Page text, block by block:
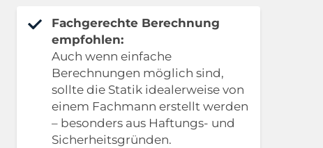
Fachgerechte Berechnung
empfohlen:
Auch wenn einfache
Berechnungen möglich sind,
sollte die Statik idealerweise von
einem Fachmann erstellt werden
– besonders aus Haftungs- und
Sicherheitsgründen.